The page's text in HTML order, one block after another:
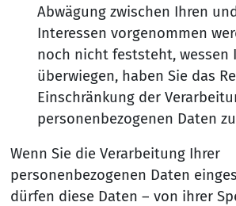
Abwägung zwischen Ihren
Interessen vorgenommen
noch nicht feststeht, wessen
überwiegen, haben Sie das
Einschränkung der
personenbezogenen Daten
Wenn Sie die Verarbeitung Ihrer
personenbezogenen Daten
dürfen diese Daten – von ihrer